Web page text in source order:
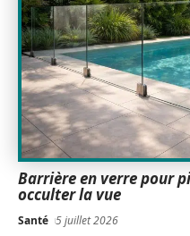
Barrière en verre pour
occulter la vue
Santé 5 juillet 2026